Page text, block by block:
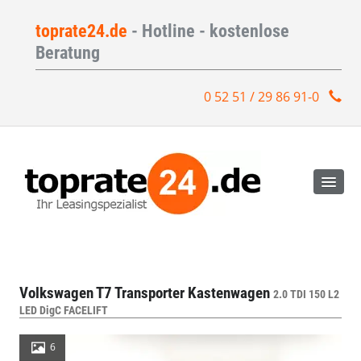
toprate24.de - Hotline - kostenlose
Beratung
0 52 51 / 29 86 91-0
Volkswagen T7 Transporter Kastenwagen 2.0 TDI 150 L2
LED DigC FACELIFT
6